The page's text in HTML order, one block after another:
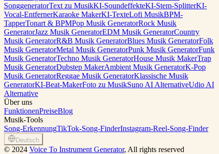
SonggeneratorText zu MusikKI-SoundeffekteKI-Stem-SplitterKI-
Vocal-EntfernerKaraoke MakerKI-TexteLofi MusikBPM-
TapperTonart & BPMPop Musik GeneratorRock Musik
GeneratorJazz Musik GeneratorEDM Musik GeneratorCountry
Musik GeneratorR&B Musik GeneratorBlues Musik GeneratorFolk
Musik GeneratorMetal Musik GeneratorPunk Musik GeneratorFunk
Musik GeneratorTechno Musik GeneratorHouse Musik MakerTrap
Musik GeneratorDubstep MakerAmbient Musik GeneratorK-Pop
Musik GeneratorReggae Musik GeneratorKlassische Musik
GeneratorKI-Beat-MakerFoto zu MusikSuno AI AlternativeUdio AI
Alternative
Über uns
FunktionenPreiseBlog
Musik-Tools
Song-ErkennungTikTok-Song-FinderInstagram-Reel-Song-Finder
Deutsch
© 2024 Voice To Instrument Generator, All rights reserved